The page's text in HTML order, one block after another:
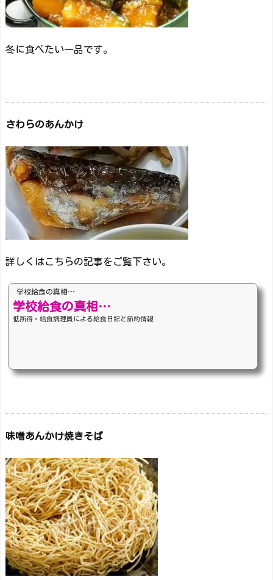
冬に食べたい一品です。
さわらのあんかけ
詳しくはこちらの記事をご覧下さい。
学校給食の真相…
学校給食の真相…
低所得・給食調理員による給食日記と節約情報
味噌あんかけ焼きそば